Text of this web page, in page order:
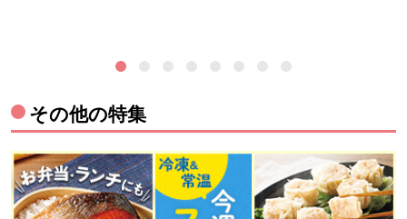
その他の特集